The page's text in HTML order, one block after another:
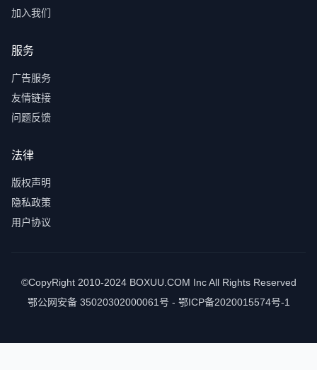
加入我们
服务
广告服务
友情链接
问题反馈
法律
版权声明
隐私政策
用户协议
©CopyRight 2010-2024 BOXUU.COM Inc All Rights Reserved
鄂公网安备 35020302000061号 - 鄂ICP备2020015574号-1